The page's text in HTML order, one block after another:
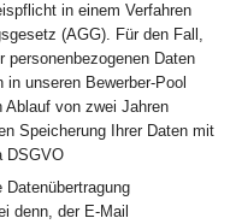
in einem Verfahren
(AGG). Für den Fall,
personenbezogenen Daten
unseren Bewerber-Pool
Ablauf von zwei Jahren
Speicherung Ihrer Daten mit
DSGVO
denn, der E-Mail